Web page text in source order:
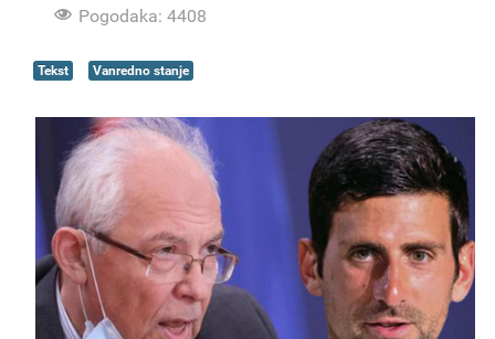
Pogodaka: 4408
Tekst Vanredno stanje